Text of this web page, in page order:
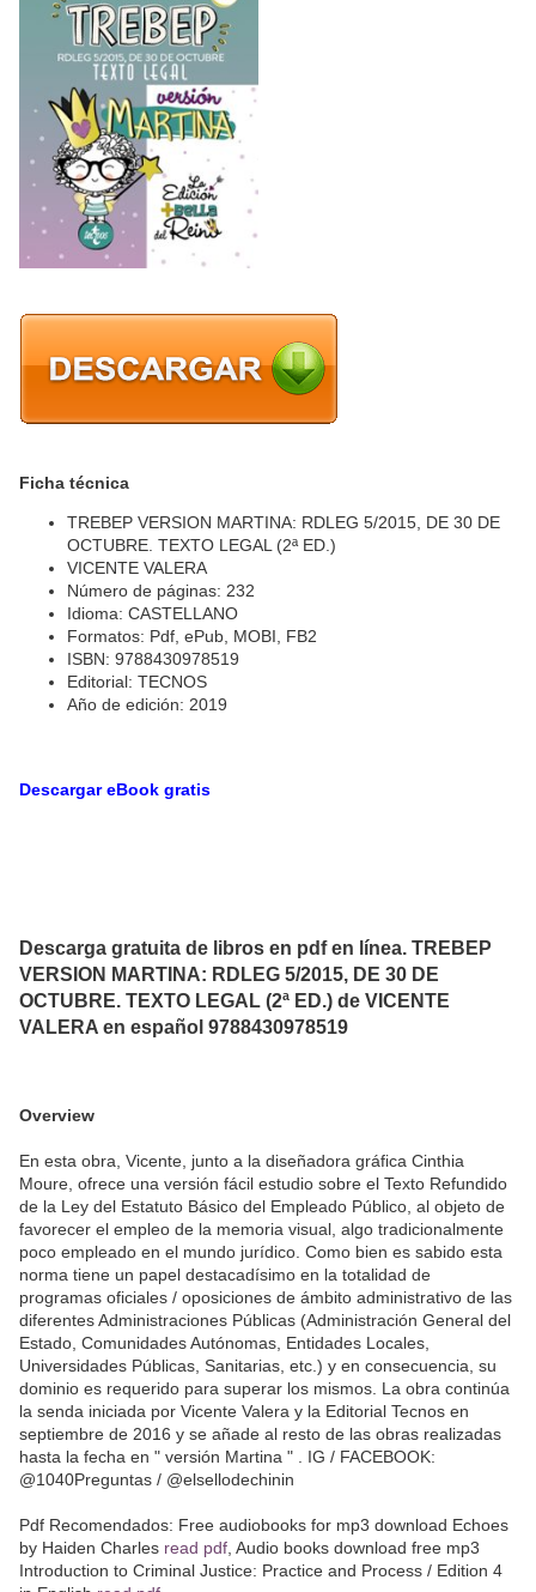
Ficha técnica
TREBEP VERSION MARTINA: RDLEG 5/2015, DE 30 DE
OCTUBRE. TEXTO LEGAL (2ª ED.)
VICENTE VALERA
Número de páginas: 232
Idioma: CASTELLANO
Formatos: Pdf, ePub, MOBI, FB2
ISBN: 9788430978519
Editorial: TECNOS
Año de edición: 2019
Descargar eBook gratis
Descarga gratuita de libros en pdf en línea. TREBEP
VERSION MARTINA: RDLEG 5/2015, DE 30 DE
OCTUBRE. TEXTO LEGAL (2ª ED.) de VICENTE
VALERA en español 9788430978519
Overview
En esta obra, Vicente, junto a la diseñadora gráfica Cinthia
Moure, ofrece una versión fácil estudio sobre el Texto Refundido
de la Ley del Estatuto Básico del Empleado Público, al objeto de
favorecer el empleo de la memoria visual, algo tradicionalmente
poco empleado en el mundo jurídico. Como bien es sabido esta
norma tiene un papel destacadísimo en la totalidad de
programas oficiales / oposiciones de ámbito administrativo de las
diferentes Administraciones Públicas (Administración General del
Estado, Comunidades Autónomas, Entidades Locales,
Universidades Públicas, Sanitarias, etc.) y en consecuencia, su
dominio es requerido para superar los mismos. La obra continúa
la senda iniciada por Vicente Valera y la Editorial Tecnos en
septiembre de 2016 y se añade al resto de las obras realizadas
hasta la fecha en " versión Martina " . IG / FACEBOOK:
@1040Preguntas / @elsellodechinin
Pdf Recomendados: Free audiobooks for mp3 download Echoes
by Haiden Charles read pdf , Audio books download free mp3
Introduction to Criminal Justice: Practice and Process / Edition 4